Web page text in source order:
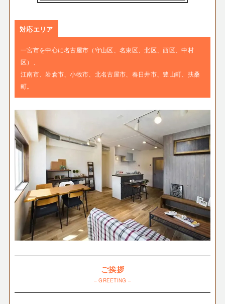
対応エリア
一宮市を中心に名古屋市（守山区、名東区、北区、西区、中村
区）、
江南市、岩倉市、小牧市、北名古屋市、春日井市、豊山町、扶桑
町。
ご挨拶
– GREETING –